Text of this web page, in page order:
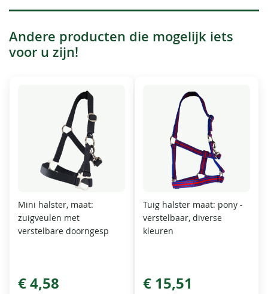
Andere producten die mogelijk iets
voor u zijn!
Mini halster, maat:
zuigveulen met
verstelbare doorngesp
€ 4,58
Tuig halster maat: pony -
verstelbaar, diverse
kleuren
€ 15,51